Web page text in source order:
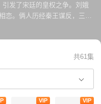
引发了宋廷的皇权之争。刘娥
恋。俩人历经秦王谋反，三子
卓越，处理政事时周谨恭密，
刘娥为完成先帝遗愿，垂帘听
福利，妥善解决周边各民族的
洵等新式人才，为仁宗亲政后
共61集
VIP VIP